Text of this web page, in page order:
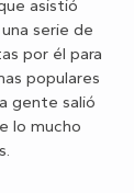
asistió
serie de
por él para
populares
gente salió
lo mucho